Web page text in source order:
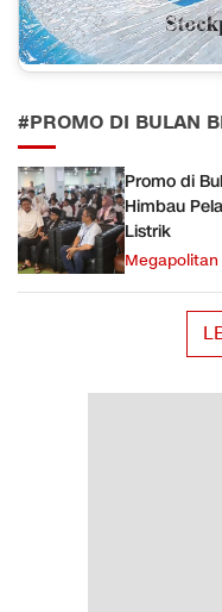
#PROMO DI BULAN
Promo di
Himbau
Listrik
Megapolitan